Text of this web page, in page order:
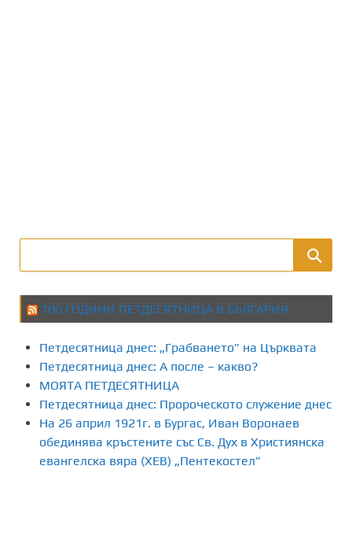
100 ГОДИНИ ПЕТДЕСЯТНИЦА В БЪЛГАРИЯ
Петдесятница днес: „Грабването” на Църквата
Петдесятница днес: А после – какво?
МОЯТА ПЕТДЕСЯТНИЦА
Петдесятница днес: Пророческото служение днес
На 26 април 1921г. в Бургас, Иван Воронаев
обединява кръстените със Св. Дух в Християнска
евангелска вяра (ХЕВ) „Пентекостел”